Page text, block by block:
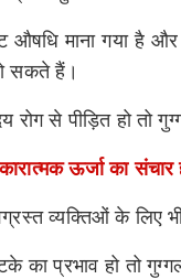
औषधि माना गया है
सकते हैं।
रोग से पीड़ित हो तो
ऊर्जा का संचार
व्यक्तिओं के लिए
का प्रभाव हो तो